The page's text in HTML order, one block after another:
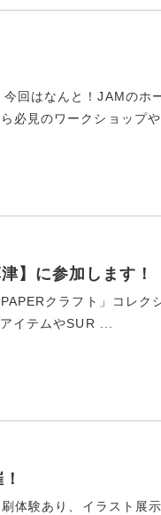
回はなんと！JAMのホ
必見のワークショップや
】に参加します！
クラフト」コレク
イテムやSUR ...
体験あり、イラスト展